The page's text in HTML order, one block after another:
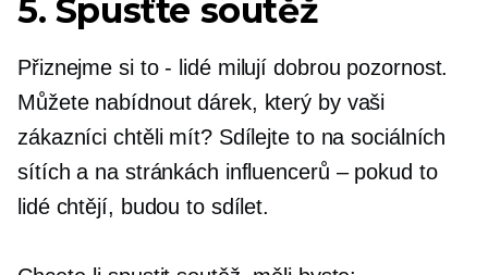
5. Spusťte soutěž
Přiznejme si to- lidé milují dobrou pozornost.
Můžete nabídnout dárek, který by vaši
zákazníci chtěli mít? Sdílejte to na sociálních
sítích a na stránkách influencerů – pokud to
lidé chtějí, budou to sdílet.